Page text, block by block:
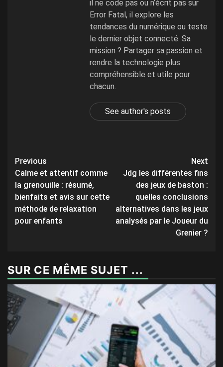
il ne code pas ou n’écrit pas sur
Error Fatal, il explore les
tendances du numérique ou teste
le dernier objet connecté. Sa
mission ? Partager sa passion et
rendre la technologie plus
compréhensible et utile pour
chacun.
See author's posts
Post
navigation
Previous
Calme et attentif comme
la grenouille : résumé,
bienfaits et avis sur cette
méthode de relaxation
pour enfants
Next
Jdg les différentes fins
des jeux de baston :
quelles conclusions
alternatives dans les jeux
analysés par le Joueur du
Grenier ?
SUR CE MÊME SUJET ...